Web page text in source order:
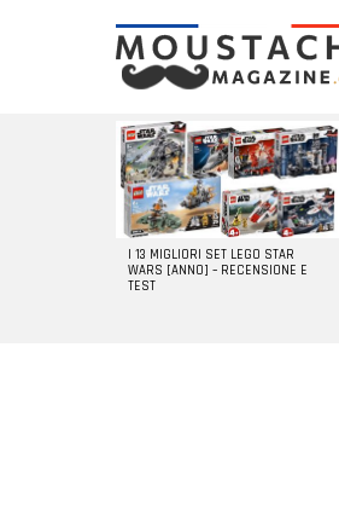
LATEST
STORIES
I 13 MIGLIORI SET LEGO STAR
WARS [ANNO] – RECENSIONE E
TEST